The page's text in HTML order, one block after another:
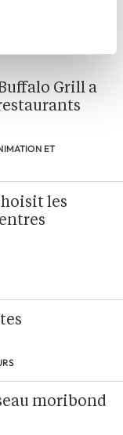
Grill a
ET
les
moribond